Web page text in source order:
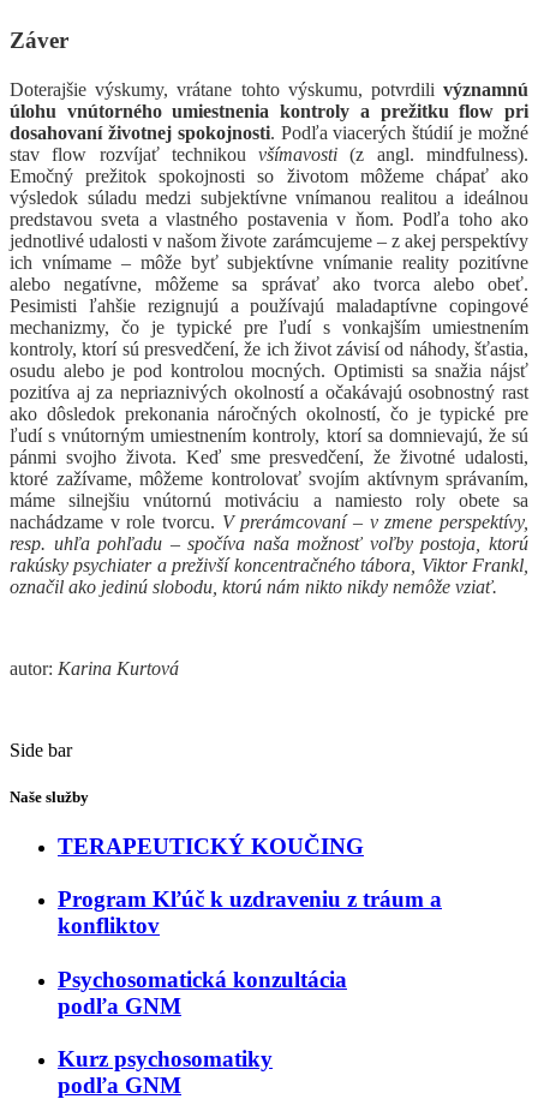
Záver
Doterajšie výskumy, vrátane tohto výskumu, potvrdili významnú
úlohu vnútorného umiestnenia kontroly a prežitku flow pri
dosahovaní životnej spokojnosti. Podľa viacerých štúdií je možné
stav flow rozvíjať technikouvšímavosti (z angl. mindfulness).
Emočný prežitok spokojnosti so životom môžeme chápať ako
výsledok súladu medzi subjektívne vnímanou realitou a ideálnou
predstavou sveta a vlastného postavenia v ňom. Podľa toho ako
jednotlivé udalosti v našom živote zarámcujeme – z akej perspektívy
ich vnímame – môže byť subjektívne vnímanie reality pozitívne
alebo negatívne, môžeme sa správať ako tvorca alebo obeť.
Pesimisti ľahšie rezignujú a používajú maladaptívne copingové
mechanizmy, čo je typické pre ľudí s vonkajším umiestnením
kontroly, ktorí sú presvedčení, že ich život závisí od náhody, šťastia,
osudu alebo je pod kontrolou mocných. Optimisti sa snažia nájsť
pozitíva aj za nepriaznivých okolností a očakávajú osobnostný rast
ako dôsledok prekonania náročných okolností, čo je typické pre
ľudí s vnútorným umiestnením kontroly, ktorí sa domnievajú, že sú
pánmi svojho života. Keď sme presvedčení, že životné udalosti,
ktoré zažívame, môžeme kontrolovať svojím aktívnym správaním,
máme silnejšiu vnútornú motiváciu a namiesto roly obete sa
nachádzame v role tvorcu. V prerámcovaní – v zmene perspektívy,
resp. uhľa pohľadu – spočíva naša možnosť voľby postoja, ktorú
rakúsky psychiater a preživší koncentračného tábora, Viktor Frankl,
označil ako jedinú slobodu, ktorú nám nikto nikdy nemôže vziať.
autor: Karina Kurtová
Side bar
Naše služby
TERAPEUTICKÝ KOUČING
Program Kľúč k uzdraveniu z tráum a
konfliktov
Psychosomatická konzultácia
podľa GNM
Kurz psychosomatiky
podľa GNM